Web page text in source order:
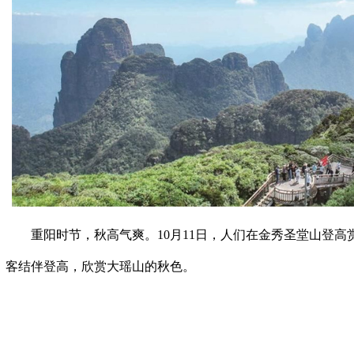
重阳时节，秋高气爽。10月11日，人们在金秀圣堂山登高
客结伴登高，欣赏大瑶山的秋色。